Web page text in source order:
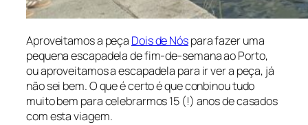
Aproveitamos a peça Dois de Nóspara fazer uma
pequena escapadela de fim-de-semana ao Porto,
ou aproveitamos a escapadela para ir ver a peça, já
não sei bem. O que é certo é que conbinou tudo
muito bem para celebrarmos 15 (!) anos de casados
com esta viagem.